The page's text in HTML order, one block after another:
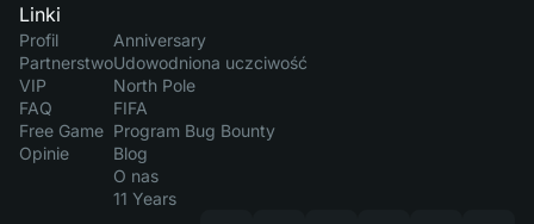
Linki
Profil
Partnerstwo
VIP
FAQ
Free Game
Opinie
Anniversary
Udowodniona uczciwość
North Pole
FIFA
Program Bug Bounty
Blog
O nas
11 Years